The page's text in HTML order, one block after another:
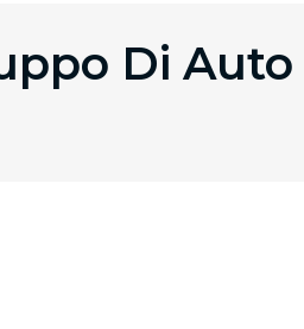
Di